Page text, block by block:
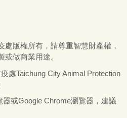
處版權所有，請尊重智慧財產權，
做商業用途。
處Taichung City Animal Protection
或Google Chrome瀏覽器，建議